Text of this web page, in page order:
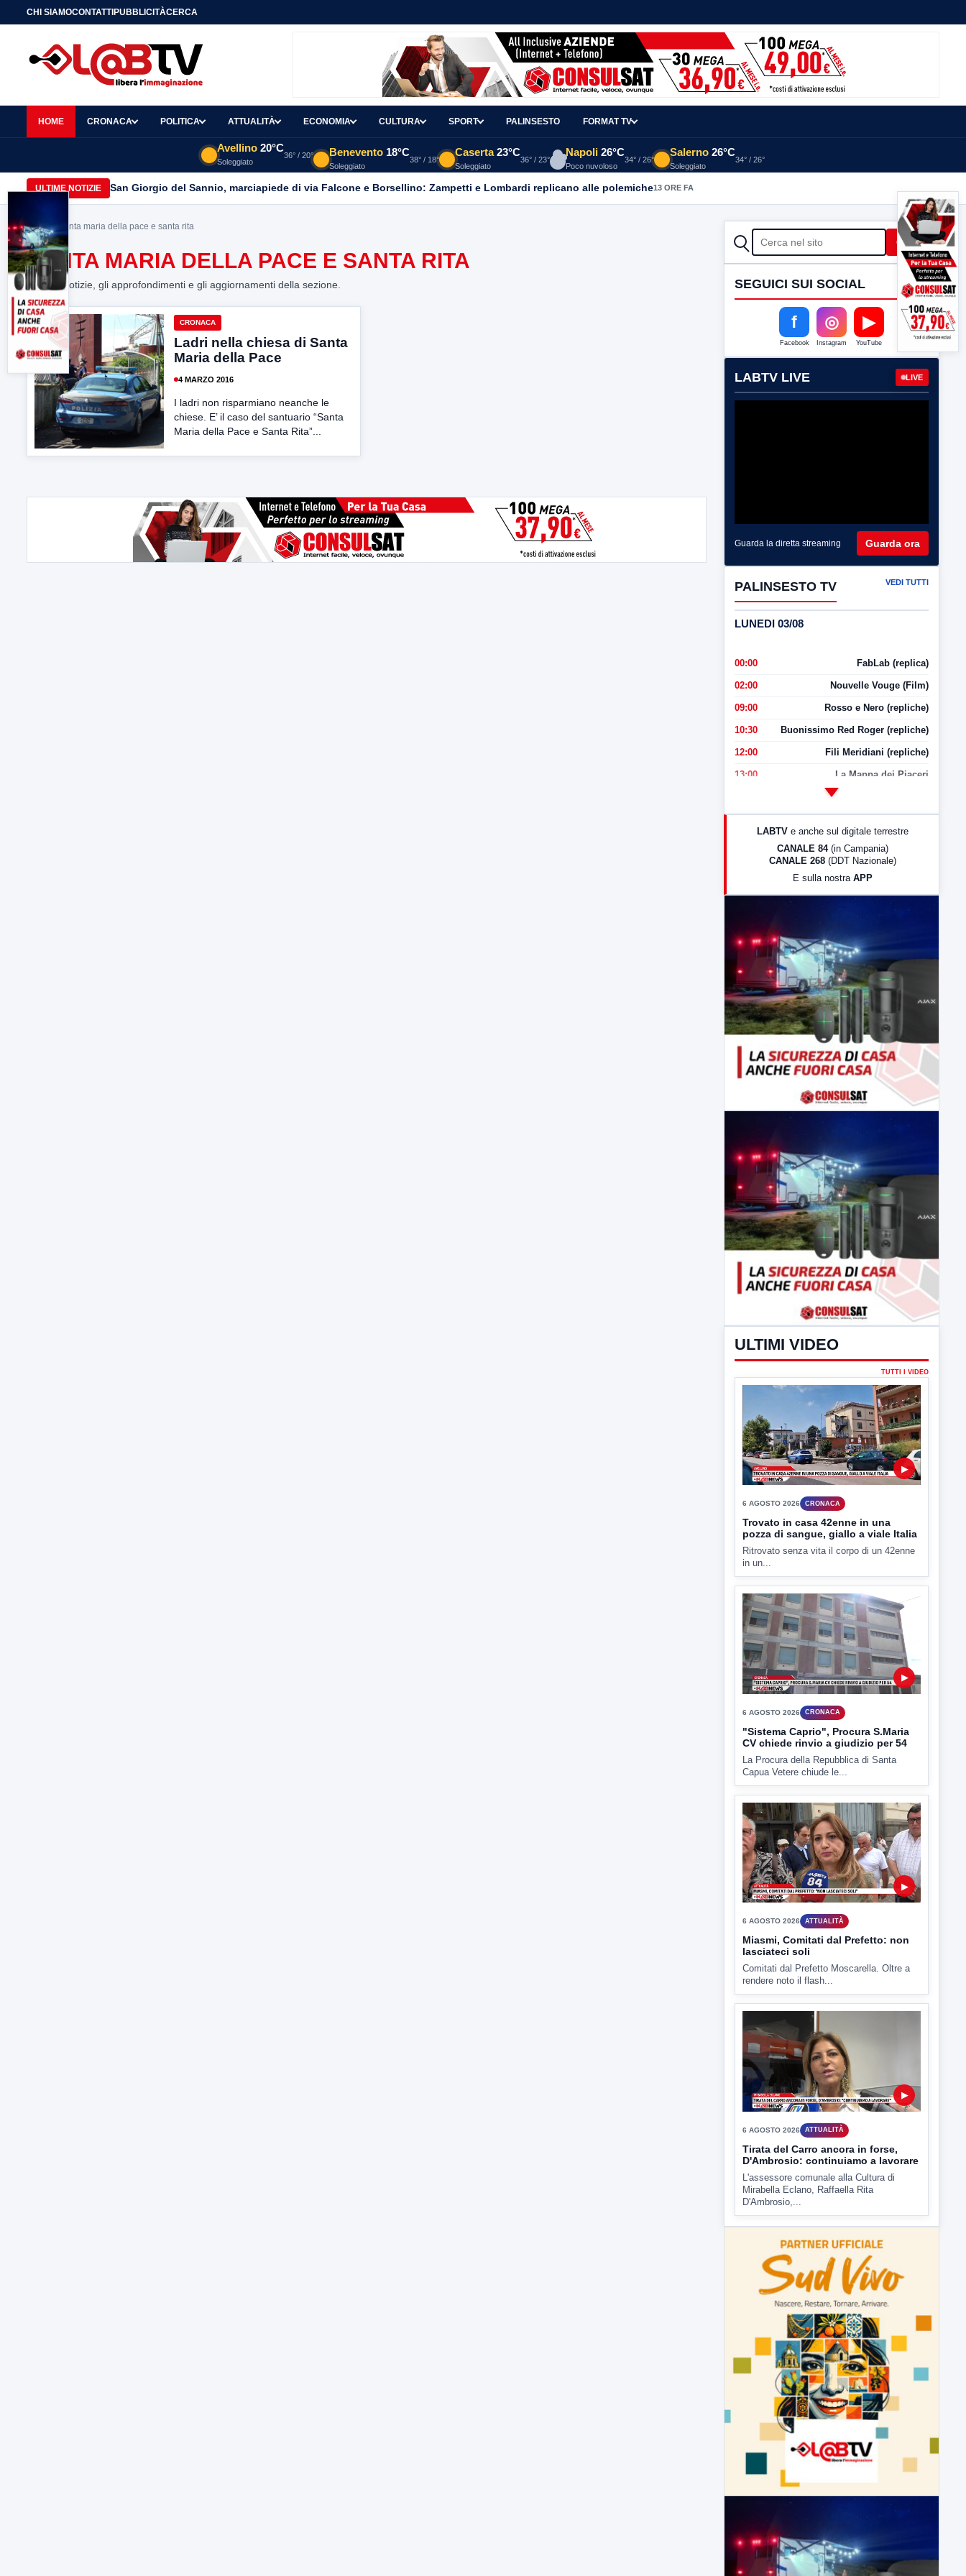
CHI SIAMOCONTATTIPUBBLICITÀCERCA
HOME CRONACA POLITICA ATTUALITÀ ECONOMIA CULTURA SPORT PALINSESTO FORMAT TV
Avellino 20°C
Soleggiato
36° / 20° Benevento 18°C
Soleggiato
38° / 18°
Caserta 23°C
Soleggiato
36° / 23°
Napoli 26°C
Poco nuvoloso
34° / 26°
Salerno 26°C
Soleggiato
34° / 26°
ULTIME NOTIZIE San Giorgio del Sannio, marciapiede di via Falcone e Borsellino: Zampetti e Lombardi replicano alle polemiche13 ORE FA
Home> santa maria della pace e santa rita
SANTA MARIA DELLA PACE E SANTA RITA
Tutte le notizie, gli approfondimenti e gli aggiornamenti della sezione.
CRONACA
Ladri nella chiesa di Santa
Maria della Pace
4 MARZO 2016
I ladri non risparmiano neanche le
chiese. E’ il caso del santuario “Santa
Maria della Pace e Santa Rita”...
CERCA Cerca
SEGUICI SUI SOCIAL
f
Facebook
◎
Instagram
▶
YouTube
LABTV LIVE LIVE
Guarda la diretta streaming Guarda ora
PALINSESTO TV VEDI TUTTI
LUNEDI 03/08
00:00 FabLab (replica)
02:00 Nouvelle Vouge (Film)
09:00 Rosso e Nero (repliche)
10:30 Buonissimo Red Roger (repliche)
12:00 Fili Meridiani (repliche)
13:00 La Mappa dei Piaceri
LabNews (Diretta)
LABTV e anche sul digitale terrestre
CANALE 84 (in Campania)
CANALE 268 (DDT Nazionale)
E sulla nostra APP
ULTIMI VIDEO
TUTTI I VIDEO
▶
6 AGOSTO 2026 CRONACA
Trovato in casa 42enne in una
pozza di sangue, giallo a viale Italia
Ritrovato senza vita il corpo di un 42enne
in un...
▶
6 AGOSTO 2026 CRONACA
"Sistema Caprio", Procura S.Maria
CV chiede rinvio a giudizio per 54
La Procura della Repubblica di Santa
Capua Vetere chiude le...
▶
6 AGOSTO 2026 ATTUALITÀ
Miasmi, Comitati dal Prefetto: non
lasciateci soli
Comitati dal Prefetto Moscarella. Oltre a
rendere noto il flash...
▶
6 AGOSTO 2026 ATTUALITÀ
Tirata del Carro ancora in forse,
D'Ambrosio: continuiamo a lavorare
L'assessore comunale alla Cultura di
Mirabella Eclano, Raffaella Rita
D'Ambrosio,...